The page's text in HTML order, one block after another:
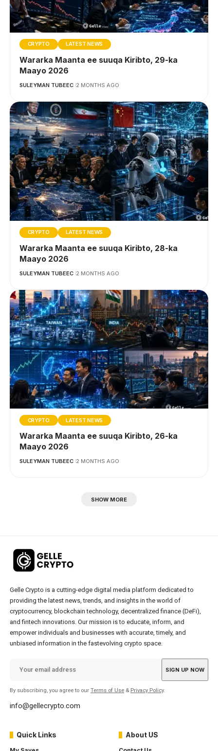
CRYPTO LATEST NEWS
Wararka Maanta ee suuqa Kiribto, 29-ka
Maayo 2026
SULEYMAN TUBEEC 2 MONTHS AGO
CRYPTO LATEST NEWS
Wararka Maanta ee suuqa Kiribto, 28-ka
Maayo 2026
SULEYMAN TUBEEC 2 MONTHS AGO
CRYPTO LATEST NEWS
Wararka Maanta ee suuqa Kiribto, 26-ka
Maayo 2026
SULEYMAN TUBEEC 2 MONTHS AGO
SHOW MORE
Gelle Crypto is a cutting-edge digital media platform dedicated to
providing the latest news, trends, and insights in the world of
cryptocurrency, blockchain technology, decentralized finance (DeFi),
and fintech innovations. Our mission is to educate, inform, and
empower individuals and businesses with accurate, timely, and
unbiased information in the fastevolving crypto space.
By subscribing, you agree to our Terms of Use & Privacy Policy.
info@gellecrypto.com
Quick Links About US